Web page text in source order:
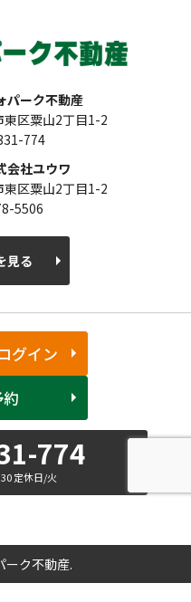
パーク不動産
東区粟山2丁目1-2
774
会社ユウワ
東区粟山2丁目1-2
5506
見る
グイン
774
定休日/火
ク不動産.